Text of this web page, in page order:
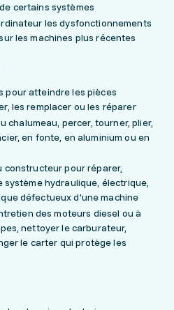
certains systèmes
les dysfonctionnements
les machines plus récentes
pour atteindre les pièces
les remplacer ou les réparer
chalumeau, percer, tourner, plier,
en fonte, en aluminium ou en
constructeur pour réparer,
hydraulique, électrique,
défectueux d'une machine
des moteurs diesel ou à
nettoyer le carburateur,
le carter qui protège les